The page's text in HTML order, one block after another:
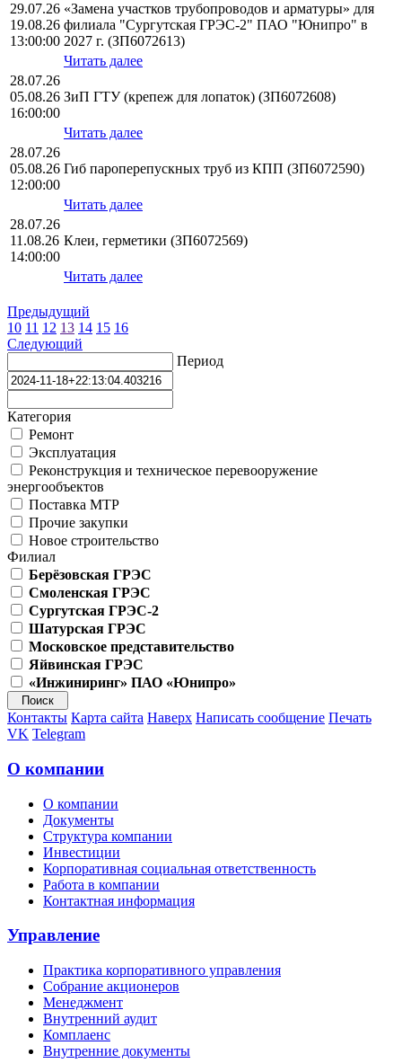
29.07.26
19.08.26
13:00:00
«Замена участков трубопроводов и арматуры» для
филиала "Сургутская ГРЭС-2" ПАО "Юнипро" в
2027 г. (ЗП6072613)
Читать далее
28.07.26
05.08.26
16:00:00
ЗиП ГТУ (крепеж для лопаток) (ЗП6072608)
Читать далее
28.07.26
05.08.26
12:00:00
Гиб пароперепускных труб из КПП (ЗП6072590)
Читать далее
28.07.26
11.08.26
14:00:00
Клеи, герметики (ЗП6072569)
Читать далее
Предыдущий
10 11 12 13 14 15 16
Следующий
Период
Категория
Ремонт
Эксплуатация
Реконструкция и техническое перевооружение
энергообъектов
Поставка МТР
Прочие закупки
Новое строительство
Филиал
Берёзовская ГРЭС
Смоленская ГРЭС
Сургутская ГРЭС-2
Шатурская ГРЭС
Московское представительство
Яйвинская ГРЭС
«Инжиниринг» ПАО «Юнипро»
Контакты Карта сайта Наверх Написать сообщение Печать
VK Telegram
О компании
О компании
Документы
Структура компании
Инвестиции
Корпоративная социальная ответственность
Работа в компании
Контактная информация
Управление
Практика корпоративного управления
Собрание акционеров
Менеджмент
Внутренний аудит
Комплаенс
Внутренние документы